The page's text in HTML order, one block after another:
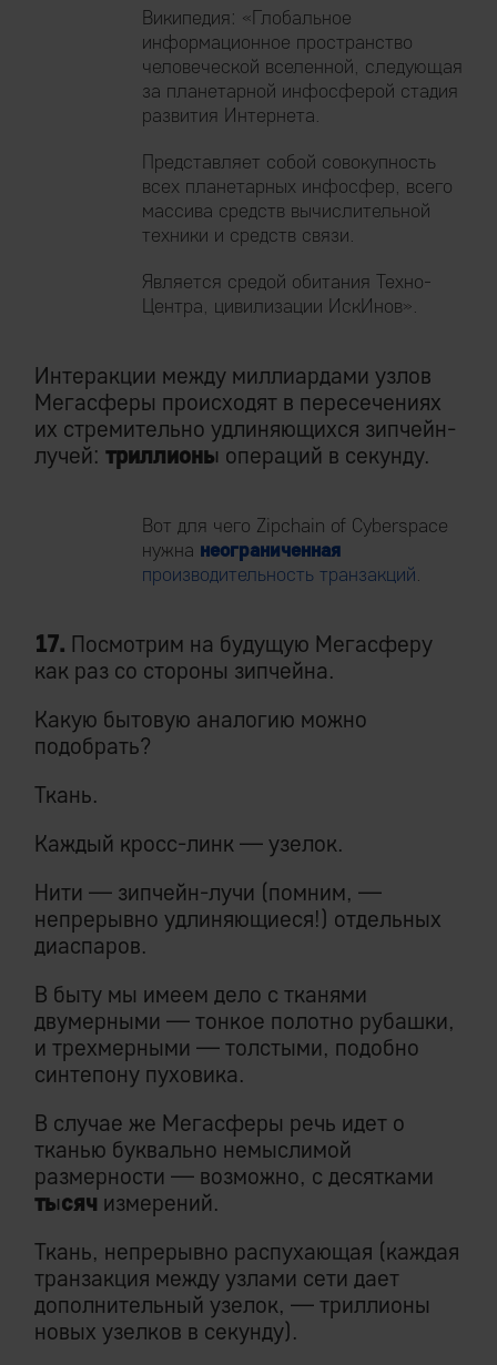
Википедия: «Глобальное
информационное пространство
человеческой вселенной, следующая
за планетарной инфосферой стадия
развития Интернета.
Представляет собой совокупность
всех планетарных инфосфер, всего
массива средств вычислительной
техники и средств связи.
Является средой обитания Техно-
Центра, цивилизации ИскИнов».
Интеракции между миллиардами узлов
Мегасферы происходят в пересечениях
их стремительно удлиняющихся зипчейн-
лучей: триллионы операций в секунду.
Вот для чего Zipchain of Cyberspace
нужна неограниченная
производительность транзакций.
17. Посмотрим на будущую Мегасферу
как раз со стороны зипчейна.
Какую бытовую аналогию можно
подобрать?
Ткань.
Каждый кросс-линк — узелок.
Нити — зипчейн-лучи (помним, —
непрерывно удлиняющиеся!) отдельных
диаспаров.
В быту мы имеем дело с тканями
двумерными — тонкое полотно рубашки,
и трехмерными — толстыми, подобно
синтепону пуховика.
В случае же Мегасферы речь идет о
тканью буквально немыслимой
размерности — возможно, с десятками
тысяч измерений.
Ткань, непрерывно распухающая (каждая
транзакция между узлами сети дает
дополнительный узелок, — триллионы
новых узелков в секунду).